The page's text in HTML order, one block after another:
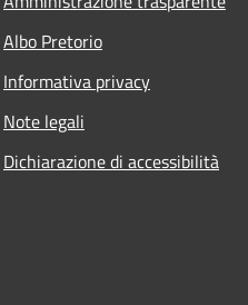
Albo Pretorio
Informativa privacy
Note legali
Dichiarazione di accessibilità